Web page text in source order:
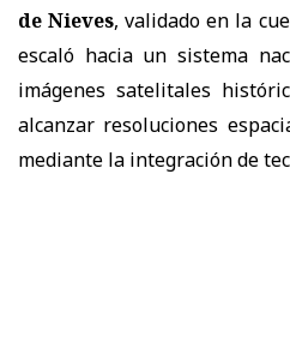
de Nieves, validado en la
escaló hacia un sistema
imágenes satelitales
alcanzar resoluciones
mediante la integración de